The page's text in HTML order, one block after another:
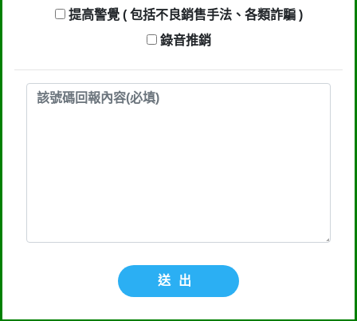
提高警覺 ( 包括不良銷售手法、各類詐騙 )
錄音推銷
送出